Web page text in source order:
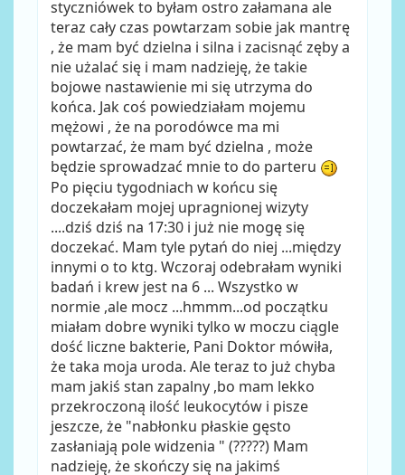
styczniówek to byłam ostro załamana ale
teraz cały czas powtarzam sobie jak mantrę
, że mam być dzielna i silna i zacisnąć zęby a
nie użalać się i mam nadzieję, że takie
bojowe nastawienie mi się utrzyma do
końca. Jak coś powiedziałam mojemu
mężowi , że na porodówce ma mi
powtarzać, że mam być dzielna , może
będzie sprowadzać mnie to do parteru
Po pięciu tygodniach w końcu się
doczekałam mojej upragnionej wizyty
....dziś dziś na 17:30 i już nie mogę się
doczekać. Mam tyle pytań do niej ...między
innymi o to ktg. Wczoraj odebrałam wyniki
badań i krew jest na 6 ... Wszystko w
normie ,ale mocz ...hmmm...od początku
miałam dobre wyniki tylko w moczu ciągle
dość liczne bakterie, Pani Doktor mówiła,
że taka moja uroda. Ale teraz to już chyba
mam jakiś stan zapalny ,bo mam lekko
przekroczoną ilość leukocytów i pisze
jeszcze, że "nabłonku płaskie gęsto
zasłaniają pole widzenia " (?????) Mam
nadzieję, że skończy się na jakimś